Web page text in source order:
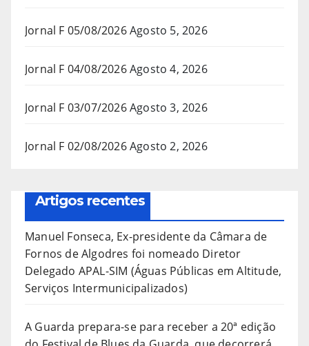
Jornal F 05/08/2026Agosto 5, 2026
Jornal F 04/08/2026Agosto 4, 2026
Jornal F 03/07/2026Agosto 3, 2026
Jornal F 02/08/2026Agosto 2, 2026
Artigos recentes
Manuel Fonseca, Ex-presidente da Câmara de
Fornos de Algodres foi nomeado Diretor
Delegado APAL-SIM (Águas Públicas em Altitude,
Serviços Intermunicipalizados)
A Guarda prepara-se para receber a 20ª edição